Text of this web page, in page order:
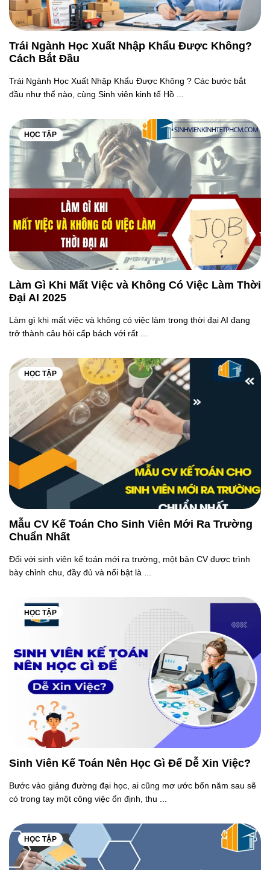
Trái Ngành Học Xuất Nhập Khẩu Được Không?
Cách Bắt Đầu
Trái Ngành Học Xuất Nhập Khẩu Được Không ? Các bước bắt
đầu như thế nào, cùng Sinh viên kinh tế Hồ ...
HỌC TẬP
Làm Gì Khi Mất Việc và Không Có Việc Làm Thời
Đại AI 2025
Làm gì khi mất việc và không có việc làm trong thời đại AI đang
trở thành câu hỏi cấp bách với rất ...
HỌC TẬP
Mẫu CV Kế Toán Cho Sinh Viên Mới Ra Trường
Chuẩn Nhất
Đối với sinh viên kế toán mới ra trường, một bản CV được trình
bày chỉnh chu, đầy đủ và nổi bật là ...
HỌC TẬP
Sinh Viên Kế Toán Nên Học Gì Để Dễ Xin Việc?
Bước vào giảng đường đại học, ai cũng mơ ước bốn năm sau sẽ
có trong tay một công việc ổn định, thu ...
HỌC TẬP